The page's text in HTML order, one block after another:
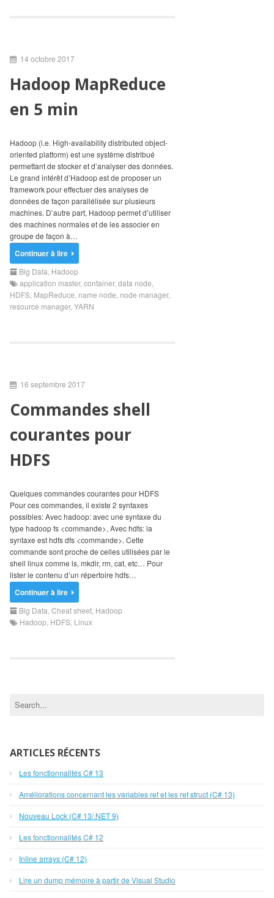
14 octobre 2017
Hadoop MapReduce
en 5 min
Hadoop (i.e. High-availability distributed object-
oriented platform) est une système distribué
permettant de stocker et d’analyser des données.
Le grand intérêt d’Hadoop est de proposer un
framework pour effectuer des analyses de
données de façon parallélisée sur plusieurs
machines. D’autre part, Hadoop permet d’utiliser
des machines normales et de les associer en
groupe de façon à…
Continuer à lire
Big Data Hadoop
application master, container, data node
HDFS MapReduce name node node manager,
resource manager, YARN
16 septembre 2017
Commandes shell
courantes pour
HDFS
Quelques commandes courantes pour HDFS
Pour ces commandes, il existe 2 syntaxes
possibles: Avec hadoop: avec une syntaxe du
type hadoop fs <commande>, Avec hdfs: la
syntaxe est hdfs dfs <commande>. Cette
commande sont proche de celles utilisées par le
shell linux comme ls, mkdir, rm, cat, etc… Pour
lister le contenu d’un répertoire hdfs…
Continuer à lire
Big Data Cheat sheet Hadoop
Hadoop HDFS Linux
ARTICLES RÉCENTS
Les fonctionnalités C# 13
Améliorations concernant les variables ref et les ref struct (C# 13)
Nouveau Lock (C# 13/.NET 9)
Les fonctionnalités C# 12
Inline arrays (C# 12)
Lire un dump mémoire à partir de Visual Studio